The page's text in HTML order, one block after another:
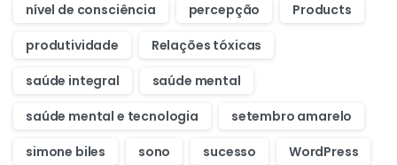
nível de consciência
percepção
Products
produtividade
Relações tóxicas
saúde integral
saúde mental
saúde mental e tecnologia
setembro amarelo
simone biles
sono sucesso WordPress